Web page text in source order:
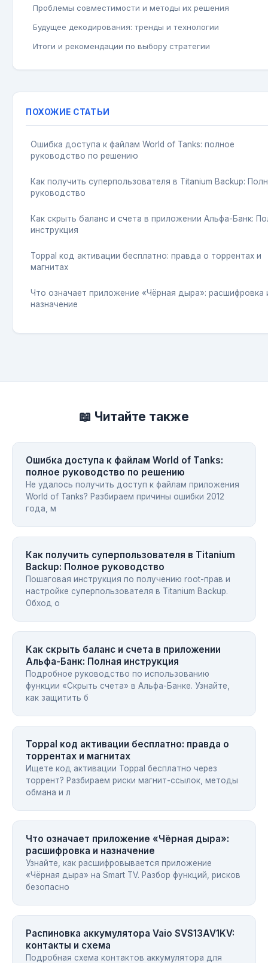
Проблемы совместимости и методы их решения
Будущее декодирования: тренды и технологии
Итоги и рекомендации по выбору стратегии
ПОХОЖИЕ СТАТЬИ
Ошибка доступа к файлам World of Tanks: полное
руководство по решению
Как получить суперпользователя в Titanium Backup:
руководство
Как скрыть баланс и счета в приложении Альфа-Банк:
инструкция
Toppal код активации бесплатно: правда о торрентах и
магнитах
Что означает приложение «Чёрная дыра»: расшифровка
назначение
📖 Читайте также
Ошибка доступа к файлам World of Tanks:
полное руководство по решению
Не удалось получить доступ к файлам приложения
World of Tanks? Разбираем причины ошибки 2012
года, м
Как получить суперпользователя в Titanium
Backup: Полное руководство
Пошаговая инструкция по получению root-прав и
настройке суперпользователя в Titanium Backup.
Обход о
Как скрыть баланс и счета в приложении
Альфа-Банк: Полная инструкция
Подробное руководство по использованию
функции «Скрыть счета» в Альфа-Банке. Узнайте,
как защитить б
Toppal код активации бесплатно: правда о
торрентах и магнитах
Ищете код активации Toppal бесплатно через
торрент? Разбираем риски магнит-ссылок, методы
обмана и л
Что означает приложение «Чёрная дыра»:
расшифровка и назначение
Узнайте, как расшифровывается приложение
«Чёрная дыра» на Smart TV. Разбор функций, рисков
безопасно
Распиновка аккумулятора Vaio SVS13AV1KV:
контакты и схема
Подробная схема контактов аккумулятора для